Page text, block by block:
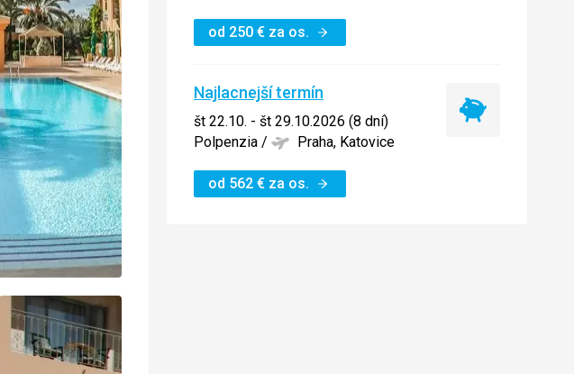
od 250 € za os.
Najlacnejší termín
št 22.10. - št 29.10.2026 (8 dní)
Polpenzia / Praha, Katovice
od 562 € za os.
Najlacnejší